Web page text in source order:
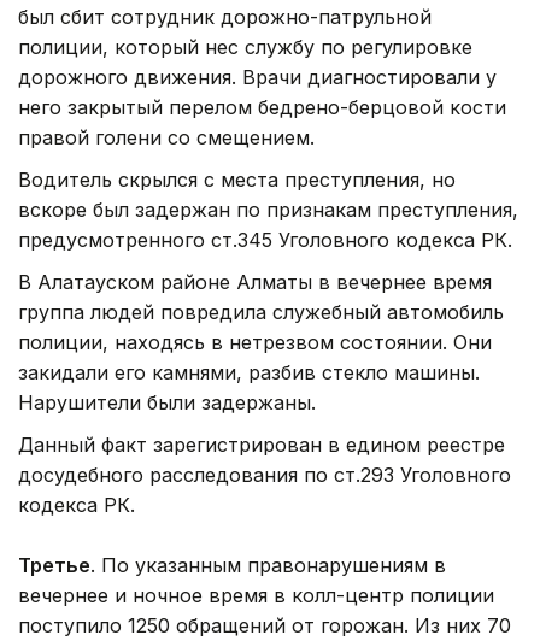
был сбит сотрудник дорожно-патрульной
полиции, который нес службу по регулировке
дорожного движения. Врачи диагностировали у
него закрытый перелом бедрено-берцовой кости
правой голени со смещением.
Водитель скрылся с места преступления, но
вскоре был задержан по признакам преступления,
предусмотренного ст.345 Уголовного кодекса РК.
В Алатауском районе Алматы в вечернее время
группа людей повредила служебный автомобиль
полиции, находясь в нетрезвом состоянии. Они
закидали его камнями, разбив стекло машины.
Нарушители были задержаны.
Данный факт зарегистрирован в едином реестре
досудебного расследования по ст.293 Уголовного
кодекса РК.
Третье. По указанным правонарушениям в
вечернее и ночное время в колл-центр полиции
поступило 1250 обращений от горожан. Из них 70